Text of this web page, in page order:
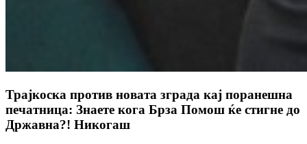
Трајкоска против новата зграда кај поранешна
печатница: Знаете кога Брза Помош ќе стигне до
Државна?! Никогаш